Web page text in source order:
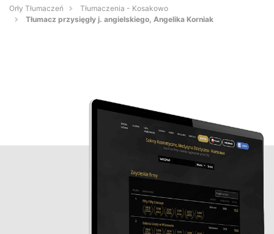
Orły Tłumaczeń
Tłumaczenia - Kosakowo
Tłumacz przysięgły j. angielskiego, Angelika Korniak